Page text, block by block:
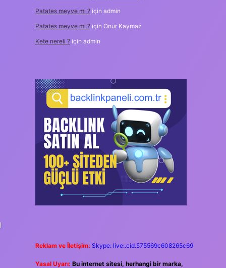
Patates meyve mi ?için admin
Patates meyve mi ?için Onur Kaymaz
Kete nereli ?için admin
Reklam ve İletişim: Skype: live:.cid.575569c608265c69
Yasal Uyarı: Bu internet sitesi, herhangi bir marka,